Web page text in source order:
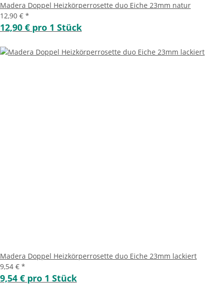
Madera Doppel Heizkörperrosette duo Eiche 23mm natur
12,90 € *
12,90 € pro 1 Stück
Madera Doppel Heizkörperrosette duo Eiche 23mm lackiert
9,54 € *
9,54 € pro 1 Stück